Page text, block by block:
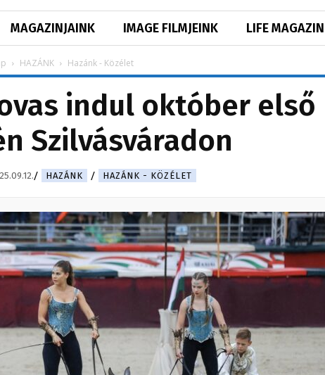
MAGAZINJAINK IMAGE FILMJEINK LIFE MAGAZIN
HAZÁNK Hazánk - Közélet
indul október első
Szilvásváradon
HAZÁNK HAZÁNK - KÖZÉLET